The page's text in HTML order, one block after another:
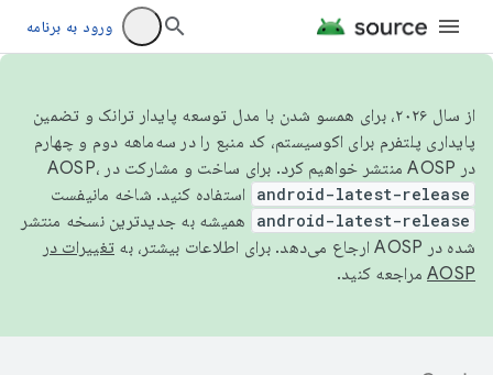
ورود به برنامه
از سال ۲۰۲۶، برای همسو شدن با مدل توسعه پایدار ترانک و تضمین
پایداری پلتفرم برای اکوسیستم، کد منبع را در سه‌ماهه دوم و چهارم
در AOSP منتشر خواهیم کرد. برای ساخت و مشارکت در AOSP،
android-latest-release استفاده کنید. شاخه مانیفست
android-latest-release
همیشه به جدیدترین نسخه منتشر
شده در AOSP ارجاع می‌دهد. برای اطلاعات بیشتر، به
تغییرات در
AOSP مراجعه کنید.